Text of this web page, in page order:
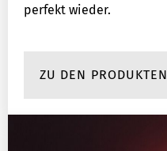
perfekt wieder.
ZU DEN PRODUKTEN